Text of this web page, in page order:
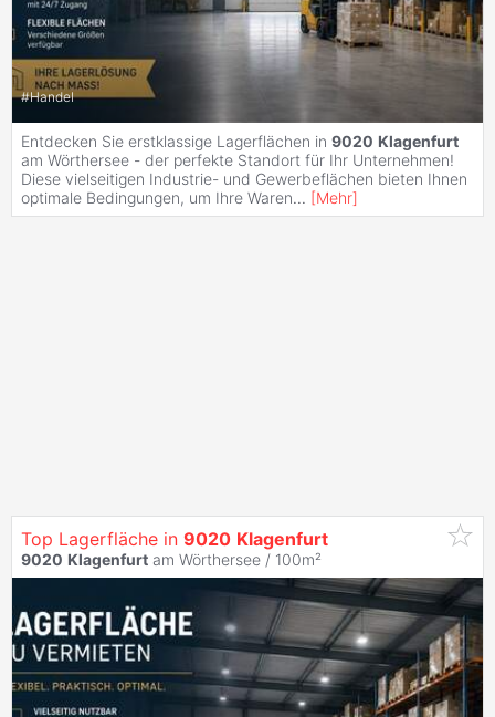
#Handel
Entdecken Sie erstklassige Lagerflächen in 9020 Klagenfurt
am Wörthersee - der perfekte Standort für Ihr Unternehmen!
Diese vielseitigen Industrie- und Gewerbeflächen bieten Ihnen
optimale Bedingungen, um Ihre Waren... [Mehr]
Top Lagerfläche in 9020 Klagenfurt
9020 Klagenfurt am Wörthersee / 100m²